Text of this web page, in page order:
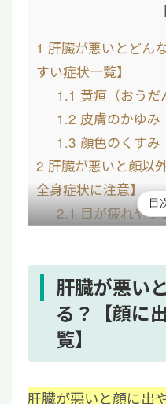
1 肝臓が悪いとどん
すい症状一覧】
1.1 黄疸（おうだ
1.2 皮膚のかゆみ
1.3 顔色のくすみ
2 肝臓が悪いと顔以
全身症状に注意】
2.1目が疲れやす
2.4食欲低下や消
2.5 吐血
肝臓が悪い状態で
3.1肝炎
目
肝臓が悪い
る？【顔に
覧】
肝臓が悪いと顔に出